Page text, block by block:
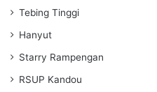
Tebing Tinggi
Hanyut
Starry Rampengan
RSUP Kandou